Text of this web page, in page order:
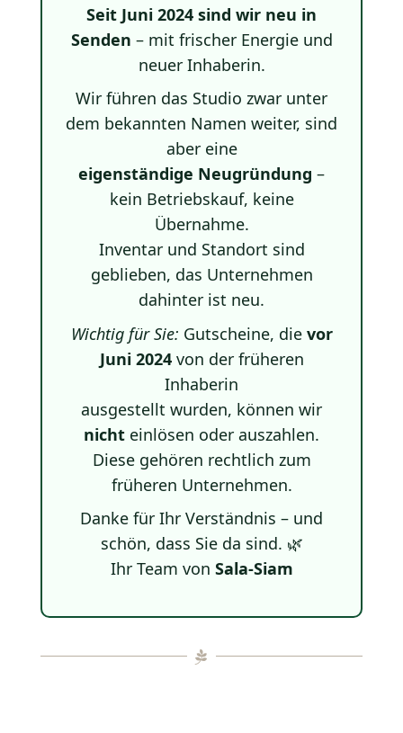
Seit Juni 2024 sind wir neu in
Senden – mit frischer Energie und
neuer Inhaberin.
Wir führen das Studio zwar unter
dem bekannten Namen weiter, sind
aber eine
eigenständige Neugründung –
kein Betriebs­kauf, keine
Übernahme.
Inventar und Standort sind
geblieben, das Unternehmen
dahinter ist neu.
Wichtig für Sie: Gutscheine, die vor
Juni 2024von der früheren
Inhaberin
ausgestellt wurden, können wir
nicht einlösen oder auszahlen.
Diese gehören rechtlich zum
früheren Unternehmen.
Danke für Ihr Verständnis – und
schön, dass Sie da sind. 🌿
Ihr Team von Sala-Siam